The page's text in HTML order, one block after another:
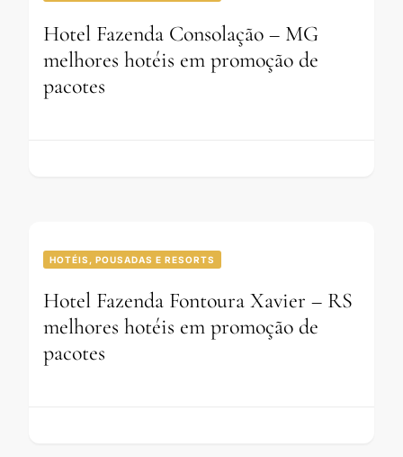
Hotel Fazenda Consolação – MG
melhores hotéis em promoção de
pacotes
HOTÉIS, POUSADAS E RESORTS
Hotel Fazenda Fontoura Xavier – RS
melhores hotéis em promoção de
pacotes